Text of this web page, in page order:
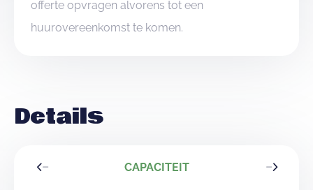
offerte opvragen alvorens tot een
huurovereenkomst te komen.
Details
CAPACITEIT